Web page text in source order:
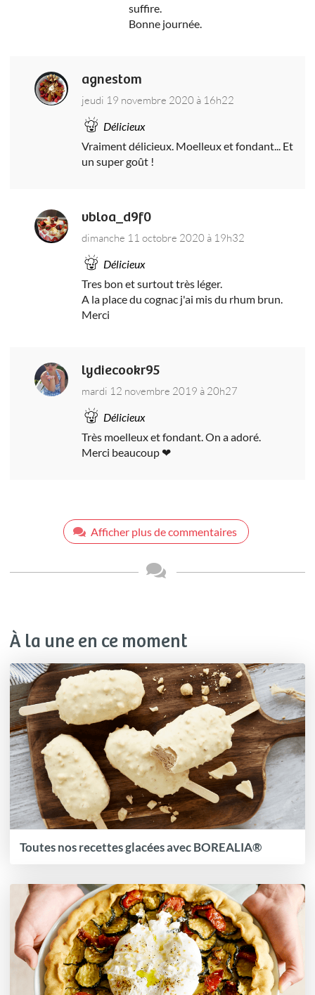
suffire.
Bonne journée.
agnestom
jeudi 19 novembre 2020 à 16h22
Délicieux
Vraiment délicieux. Moelleux et fondant... Et
un super goût !
vbloa_d9f0
dimanche 11 octobre 2020 à 19h32
Délicieux
Tres bon et surtout très léger.
A la place du cognac j'ai mis du rhum brun.
Merci
lydiecookr95
mardi 12 novembre 2019 à 20h27
Délicieux
Très moelleux et fondant. On a adoré.
Merci beaucoup ❤
Afficher plus de commentaires
À la une en ce moment
Toutes nos recettes glacées avec BOREALIA®